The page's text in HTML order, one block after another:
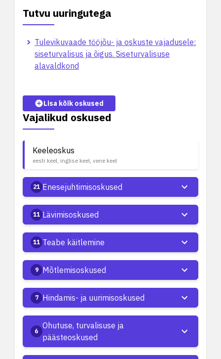
Tutvu uuringutega
Tulevikuvaade tööjõu- ja oskuste vajadusele:
siseturvalisus ja õigus. Siseturvalisuse
alavaldkond
Vajalikud oskused
Lisa kõik oskused
Keeleoskus
eesti keel, inglise keel, vene keel
21 Enesejuhtimisoskused
11 Lävimisoskused
11 Teabe käitlemine
9 Mõtlemisoskused
7 Hindamis- ja uurimisoskused
6
Ohutuse, turvalisuse ja
päästeoskused